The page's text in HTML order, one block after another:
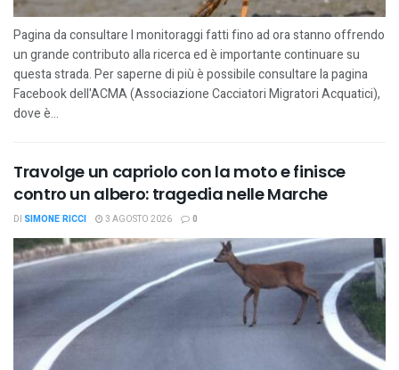
Pagina da consultare I monitoraggi fatti fino ad ora stanno offrendo
un grande contributo alla ricerca ed è importante continuare su
questa strada. Per saperne di più è possibile consultare la pagina
Facebook dell'ACMA (Associazione Cacciatori Migratori Acquatici),
dove è...
Travolge un capriolo con la moto e finisce
contro un albero: tragedia nelle Marche
DI SIMONE RICCI 3 AGOSTO 2026 0